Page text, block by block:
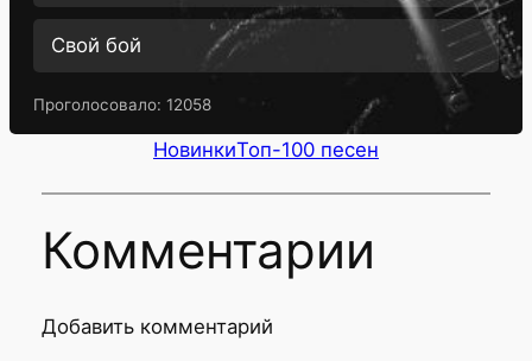
Свой бой
Проголосовало: 12058
НовинкиТоп-100 песен
Комментарии
Добавить комментарий